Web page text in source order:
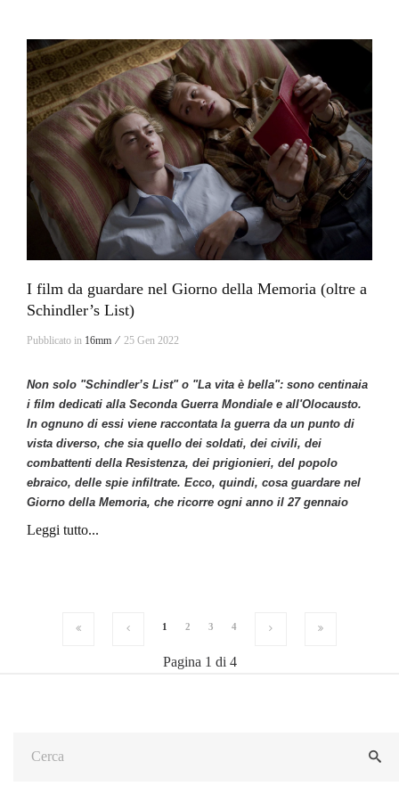
I film da guardare nel Giorno della Memoria (oltre a
Schindler’s List)
Pubblicato in 16mm ⁄ 25 Gen 2022
Non solo "Schindler’s List" o "La vita è bella": sono centinaia
i film dedicati alla Seconda Guerra Mondiale e all'Olocausto.
In ognuno di essi viene raccontata la guerra da un punto di
vista diverso, che sia quello dei soldati, dei civili, dei
combattenti della Resistenza, dei prigionieri, del popolo
ebraico, delle spie infiltrate. Ecco, quindi, cosa guardare nel
Giorno della Memoria, che ricorre ogni anno il 27 gennaio
Leggi tutto...
1 2 3 4
Pagina 1 di 4